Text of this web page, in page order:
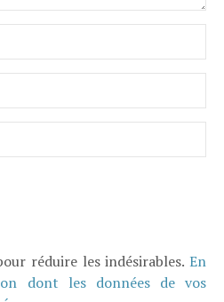
réduire les indésirables. En
dont les données de vos